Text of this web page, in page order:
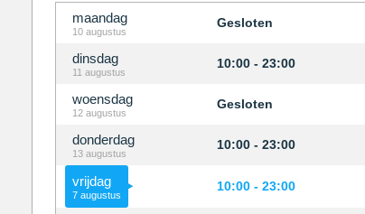
maandag
10 augustus
Gesloten
dinsdag
11 augustus
10:00 - 23:00
woensdag
12 augustus
Gesloten
donderdag
13 augustus
10:00 - 23:00
vrijdag
7 augustus
10:00 - 23:00